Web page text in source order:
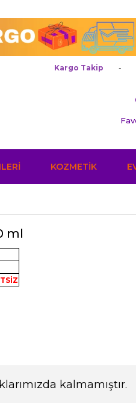
Kargo Takip
KOZMETİK
ml
kalmamıştır.